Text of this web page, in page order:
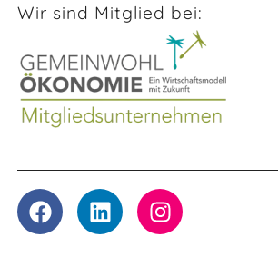
Wir sind Mitglied bei: